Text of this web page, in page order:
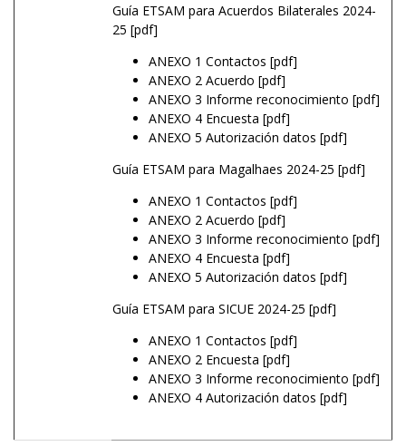
Guía ETSAM para Acuerdos Bilaterales 2024-
25 [pdf]
ANEXO 1 Contactos [pdf]
ANEXO 2 Acuerdo [pdf]
ANEXO 3 Informe reconocimiento [pdf]
ANEXO 4 Encuesta [pdf]
ANEXO 5 Autorización datos [pdf]
Guía ETSAM para Magalhaes 2024-25 [pdf]
ANEXO 1 Contactos [pdf]
ANEXO 2 Acuerdo [pdf]
ANEXO 3 Informe reconocimiento [pdf]
ANEXO 4 Encuesta [pdf]
ANEXO 5 Autorización datos [pdf]
Guía ETSAM para SICUE 2024-25 [pdf]
ANEXO 1 Contactos [pdf]
ANEXO 2 Encuesta [pdf]
ANEXO 3 Informe reconocimiento [pdf]
ANEXO 4 Autorización datos [pdf]